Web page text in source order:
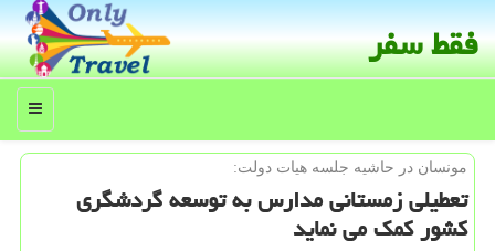
فقط سفر
منو
مونسان در حاشیه جلسه هیات دولت:
تعطیلی زمستانی مدارس به توسعه گردشگری
كشور كمك می نماید